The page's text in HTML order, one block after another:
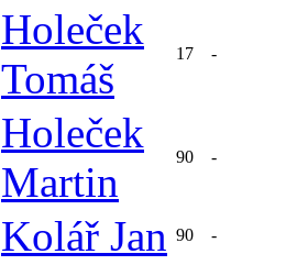
Holeček
Tomáš
17 -
Holeček
Martin
90 -
Kolář Jan 90 -